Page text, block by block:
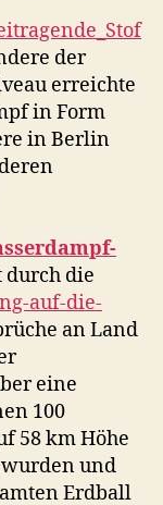
der
erreichte
in Form
in Berlin
durch die
auf-die-
an Land
eine
100
58 km Höhe
und
Erdball